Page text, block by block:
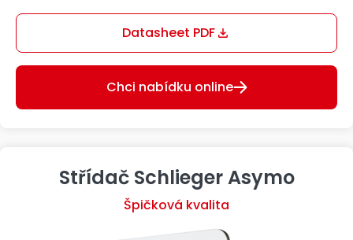
Datasheet PDF
Chci nabídku online
Střídač Schlieger Asymo
Špičková kvalita